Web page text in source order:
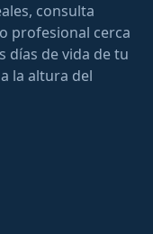
consulta
profesional cerca
días de vida de tu
la altura del